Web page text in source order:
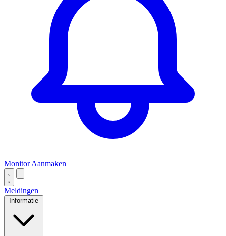
Monitor Aanmaken
Meldingen
Informatie